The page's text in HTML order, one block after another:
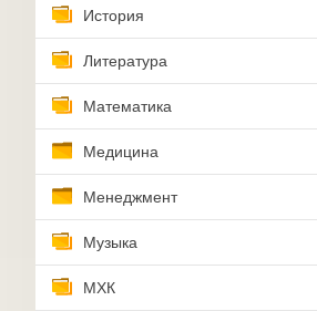
История
Литература
Математика
Медицина
Менеджмент
Музыка
МХК